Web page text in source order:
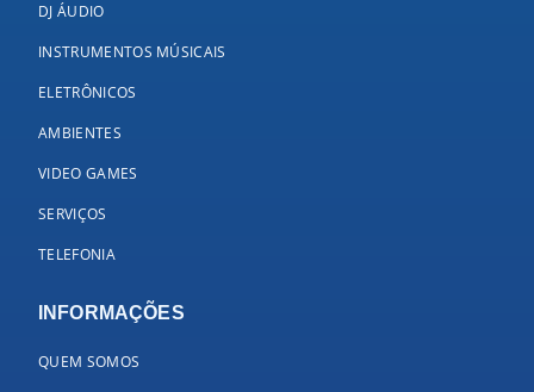
DJ ÁUDIO
INSTRUMENTOS MÚSICAIS
ELETRÔNICOS
AMBIENTES
VIDEO GAMES
SERVIÇOS
TELEFONIA
INFORMAÇÕES
QUEM SOMOS